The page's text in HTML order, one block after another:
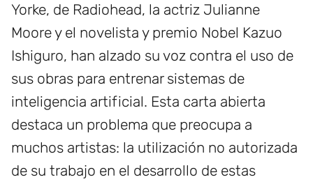
Yorke, de Radiohead, la actriz Julianne
Moore y el novelista y premio Nobel Kazuo
Ishiguro, han alzado su voz contra el uso de
sus obras para entrenar sistemas de
inteligencia artificial. Esta carta abierta
destaca un problema que preocupa a
muchos artistas: la utilización no autorizada
de su trabajo en el desarrollo de estas